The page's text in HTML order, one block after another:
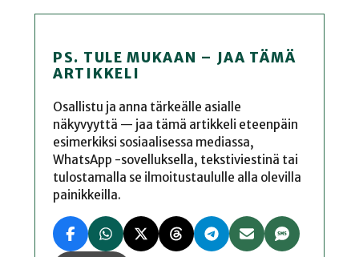
PS. TULE MUKAAN – JAA TÄMÄ
ARTIKKELI
Osallistu ja anna tärkeälle asialle
näkyvyyttä — jaa tämä artikkeli eteenpäin
esimerkiksi sosiaalisessa mediassa,
WhatsApp -sovelluksella, tekstiviestinä tai
tulostamalla se ilmoitustaululle alla olevilla
painikkeilla.